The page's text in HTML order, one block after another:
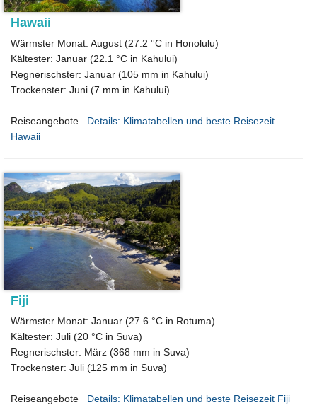
Hawaii
Wärmster Monat: August (27.2 °C in Honolulu)
Kältester: Januar (22.1 °C in Kahului)
Regnerischster: Januar (105 mm in Kahului)
Trockenster: Juni (7 mm in Kahului)
Reiseangebote
Details: Klimatabellen und beste Reisezeit
Hawaii
Fiji
Wärmster Monat: Januar (27.6 °C in Rotuma)
Kältester: Juli (20 °C in Suva)
Regnerischster: März (368 mm in Suva)
Trockenster: Juli (125 mm in Suva)
Reiseangebote Details: Klimatabellen und beste Reisezeit Fiji